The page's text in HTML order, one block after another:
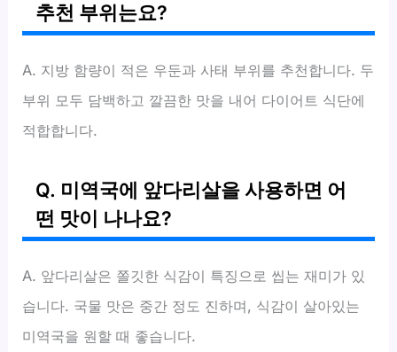
추천 부위는요?
A. 지방 함량이 적은 우둔과 사태 부위를 추천합니다. 두
부위 모두 담백하고 깔끔한 맛을 내어 다이어트 식단에
적합합니다.
Q. 미역국에 앞다리살을 사용하면 어
떤 맛이 나나요?
A. 앞다리살은 쫄깃한 식감이 특징으로 씹는 재미가 있
습니다. 국물 맛은 중간 정도 진하며, 식감이 살아있는
미역국을 원할 때 좋습니다.